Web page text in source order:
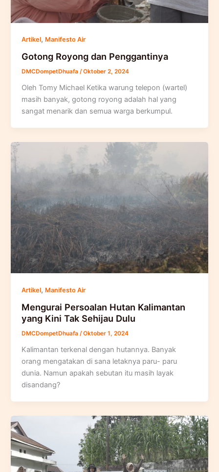
Artikel, Manifesto Air
Gotong Royong dan Penggantinya
DMCDompetDhuafa/Oktober 2, 2024
Oleh Tomy Michael Ketika warung telepon (wartel)
masih banyak, gotong royong adalah hal yang
sangat menarik dan semua warga berkumpul.
Artikel, Manifesto Air
Mengurai Persoalan Hutan Kalimantan
yang Kini Tak Sehijau Dulu
DMCDompetDhuafa/Oktober 1, 2024
Kalimantan terkenal dengan hutannya. Banyak
orang mengatakan di sana letaknya paru- paru
dunia. Namun apakah sebutan itu masih layak
disandang?